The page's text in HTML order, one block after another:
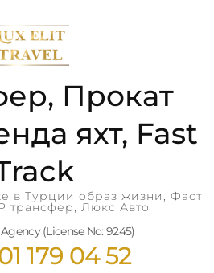
Прокат
яхт, Fast
в Турции образ жизни, Фаст
трансфер, Люкс Авто
(License No: 9245)
179 04 52